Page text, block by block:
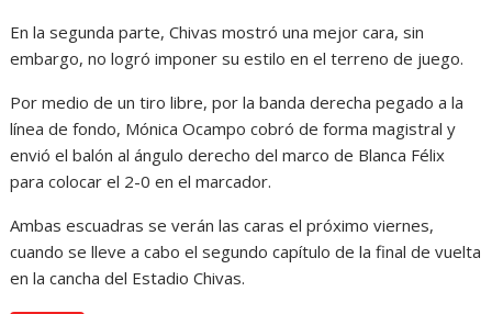
En la segunda parte, Chivas mostró una mejor cara, sin
embargo, no logró imponer su estilo en el terreno de juego.
Por medio de un tiro libre, por la banda derecha pegado a la
línea de fondo, Mónica Ocampo cobró de forma magistral y
envió el balón al ángulo derecho del marco de Blanca Félix
para colocar el 2-0 en el marcador.
Ambas escuadras se verán las caras el próximo viernes,
cuando se lleve a cabo el segundo capítulo de la final de vuelta
en la cancha del Estadio Chivas.